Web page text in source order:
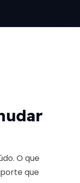
O que
que